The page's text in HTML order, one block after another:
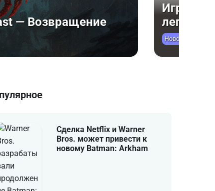
ПК: От возвращения
Средневековье
выходом
Обзоры
Сделка Netflix и Warner
Bros. может привести к
новому Batman: Arkham